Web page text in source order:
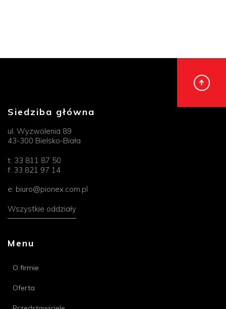
Siedziba główna
ul. Wyzwolenia 89
43-300 Bielsko-Biała
t: 33 811 87 50
f: 33 821 97 14
e: biuro@pionex.com.pl
Wszystkie oddziały
Menu
O firmie
Oferta